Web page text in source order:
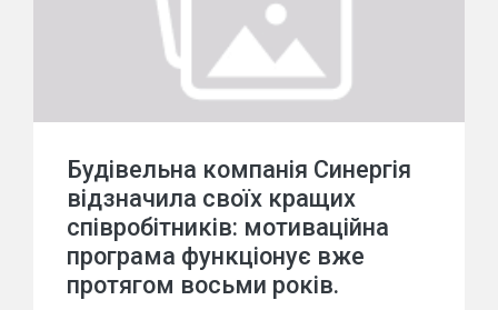
Будівельна компанія Синергія
відзначила своїх кращих
співробітників: мотиваційна
програма функціонує вже
протягом восьми років.